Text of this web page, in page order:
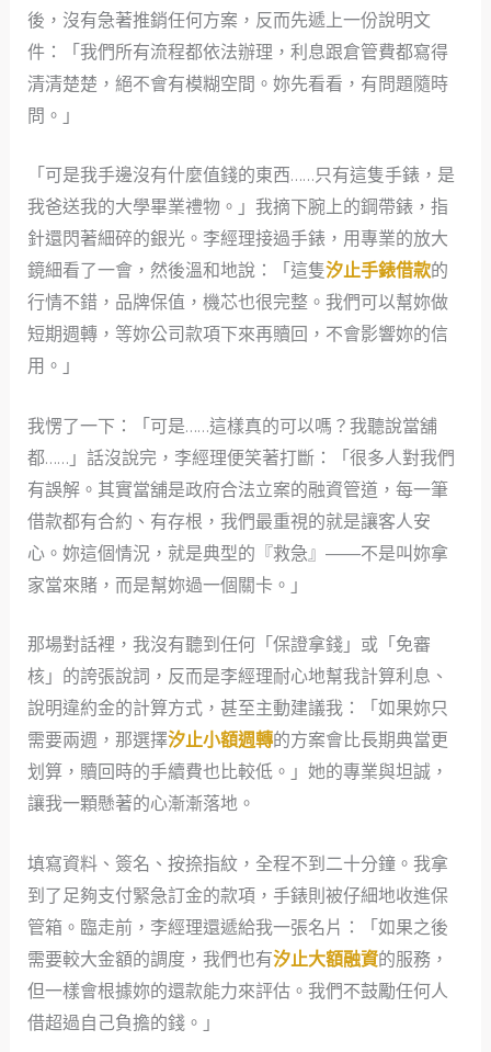
後，沒有急著推銷任何方案，反而先遞上一份說明文
件：「我們所有流程都依法辦理，利息跟倉管費都寫得
清清楚楚，絕不會有模糊空間。妳先看看，有問題隨時
問。」
「可是我手邊沒有什麼值錢的東西……只有這隻手錶，是
我爸送我的大學畢業禮物。」我摘下腕上的鋼帶錶，指
針還閃著細碎的銀光。李經理接過手錶，用專業的放大
鏡細看了一會，然後溫和地說：「這隻汐止手錶借款的
行情不錯，品牌保值，機芯也很完整。我們可以幫妳做
短期週轉，等妳公司款項下來再贖回，不會影響妳的信
用。」
我愣了一下：「可是……這樣真的可以嗎？我聽說當舖
都……」話沒說完，李經理便笑著打斷：「很多人對我們
有誤解。其實當舖是政府合法立案的融資管道，每一筆
借款都有合約、有存根，我們最重視的就是讓客人安
心。妳這個情況，就是典型的『救急』——不是叫妳拿
家當來賭，而是幫妳過一個關卡。」
那場對話裡，我沒有聽到任何「保證拿錢」或「免審
核」的誇張說詞，反而是李經理耐心地幫我計算利息、
說明違約金的計算方式，甚至主動建議我：「如果妳只
需要兩週，那選擇汐止小額週轉的方案會比長期典當更
划算，贖回時的手續費也比較低。」她的專業與坦誠，
讓我一顆懸著的心漸漸落地。
填寫資料、簽名、按捺指紋，全程不到二十分鐘。我拿
到了足夠支付緊急訂金的款項，手錶則被仔細地收進保
管箱。臨走前，李經理還遞給我一張名片：「如果之後
需要較大金額的調度，我們也有汐止大額融資的服務，
但一樣會根據妳的還款能力來評估。我們不鼓勵任何人
借超過自己負擔的錢。」